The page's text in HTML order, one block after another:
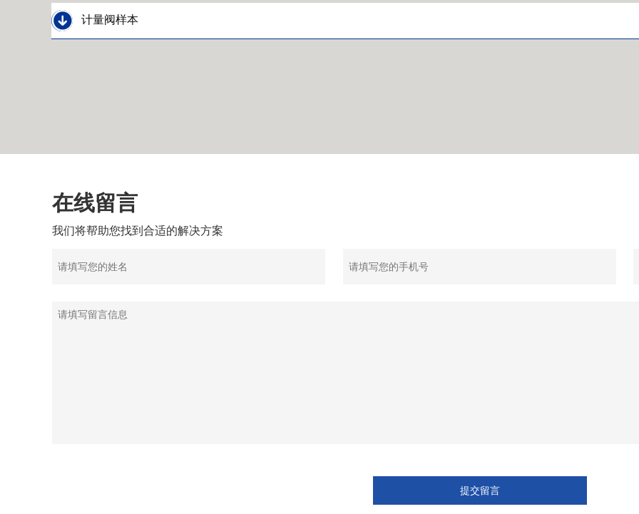
 计量阀样本
在线留言
我们将帮助您找到合适的解决方案